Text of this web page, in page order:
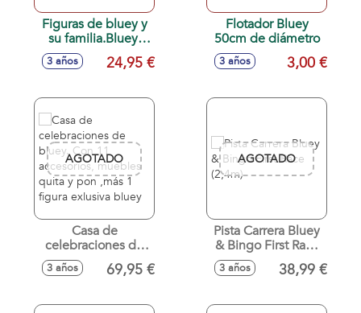
Figuras de bluey y
su familia.Bluey,
Bingo, Bandit y
Chill, con temática
3 años 24,95 €
Flotador Bluey
50cm de diámetro
3 años 3,00 €
AGOTADO
Casa de
celebraciones de
bluey. Con 11
accesorios,
pon ,más 1 figura
3 años 69,95 €
AGOTADO
Pista Carrera Bluey
& Bingo First Race
(2,4m)
3 años 38,99 €